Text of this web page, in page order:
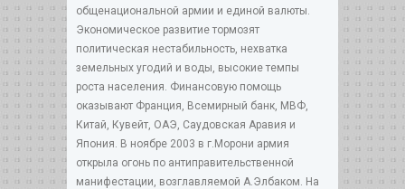
общенациональной армии и единой валюты.
Экономическое развитие тормозят
политическая нестабильность, нехватка
земельных угодий и воды, высокие темпы
роста населения. Финансовую помощь
оказывают Франция, Всемирный банк, МВФ,
Китай, Кувейт, ОАЭ, Саудовская Аравия и
Япония. В ноябре 2003 в г.Морони армия
открыла огонь по антиправительственной
манифестации, возглавляемой А.Элбаком. На